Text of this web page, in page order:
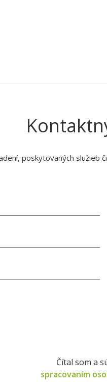
poskytovaných služieb
Čítal som a
spracovaním